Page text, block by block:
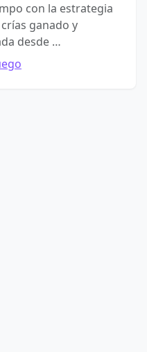
con la estrategia
ganado y
desde …